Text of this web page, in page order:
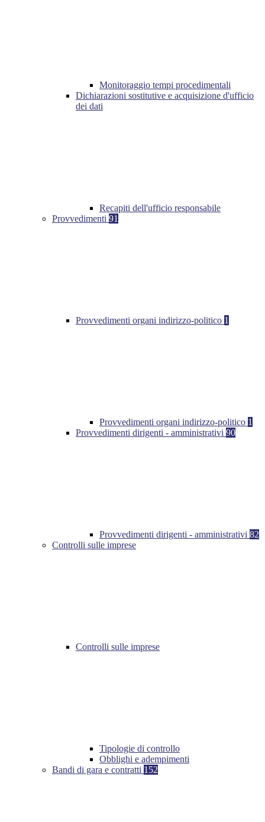
Monitoraggio tempi procedimentali
Dichiarazioni sostitutive e acquisizione d'ufficio
dei dati
Recapiti dell'ufficio responsabile
Provvedimenti 91
Provvedimenti organi indirizzo-politico 1
Provvedimenti organi indirizzo-politico 1
Provvedimenti dirigenti - amministrativi 90
Provvedimenti dirigenti - amministrativi 82
Controlli sulle imprese
Controlli sulle imprese
Tipologie di controllo
Obblighi e adempimenti
Bandi di gara e contratti 152